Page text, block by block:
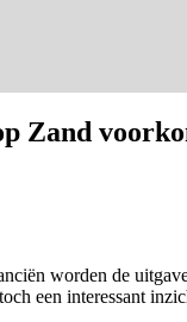
Zand
worden de
een interessant